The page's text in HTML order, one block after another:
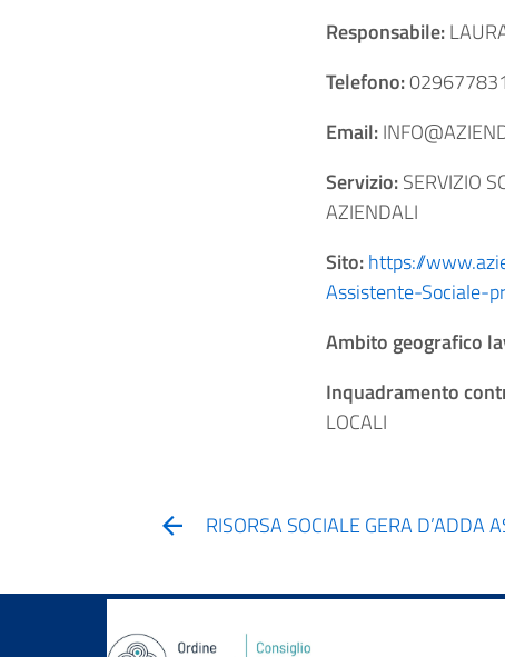
Responsabile:
Telefono:
Email:
Servizio:SERVIZIO
AZIENDALI
Sito:https://
Assistente-Sociale-
Ambito geografico
Inquadramento
LOCALI
RISORSA SOCIALE GERA D’ADDA